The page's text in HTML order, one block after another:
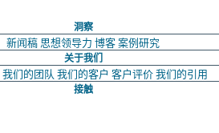
洞察
新闻稿 思想领导力 博客案例研究
关于我们
我们的团队 我们的客户 客户评价我们的引用
接触